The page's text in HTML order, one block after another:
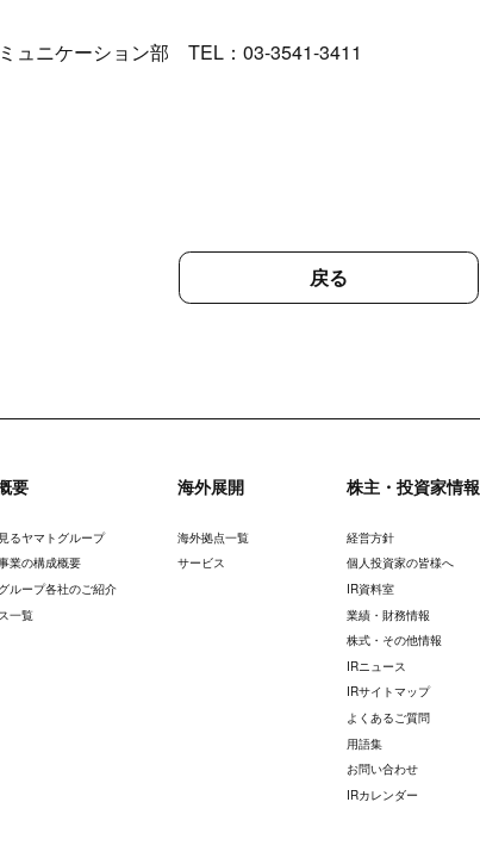
ュニケーション部 TEL：03-3541-3411
戻る
要
るヤマトグループ
業の構成概要
ループ各社のご紹介
一覧
海外展開
海外拠点一覧
サービス
株主・投資家情報
経営方針
個人投資家の皆様へ
IR資料室
業績・財務情報
株式・その他情報
IRニュース
IRサイトマップ
よくあるご質問
用語集
お問い合わせ
IRカレンダー